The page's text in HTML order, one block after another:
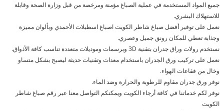
جميع المواد المستخدمة في عملية الصباغ مؤمنة ومرخصة من قبل وزارة الصحة وقابلة
للاستهلاك البشري.
نعمل على توفير أفضل صباغ شاطر الكويت اصباغ اسطبلات الأحمدي وبألوان مميزة
وجذابة تعطي للمكان رونق جميل وعصري.
نستخدم رولات وراق جدران بتقنية 3D وبرسمات وموديلات متعددة تناسب كافة الأذواق.
نعمل على تركيب ورق الجدران باستخدام معدات وتقنيات حديثة ليصبح بشكل متساو
وخال من فقاعات الهواء.
نوفر ورق جدران مقاوم للرطوبة والحرارة وضد الماء.
نوفر لكم خدماتنا في كافة أرجاء الكويت ويمكنكم التواصل معنا عبر رقم صباغ شاطر
الكويت